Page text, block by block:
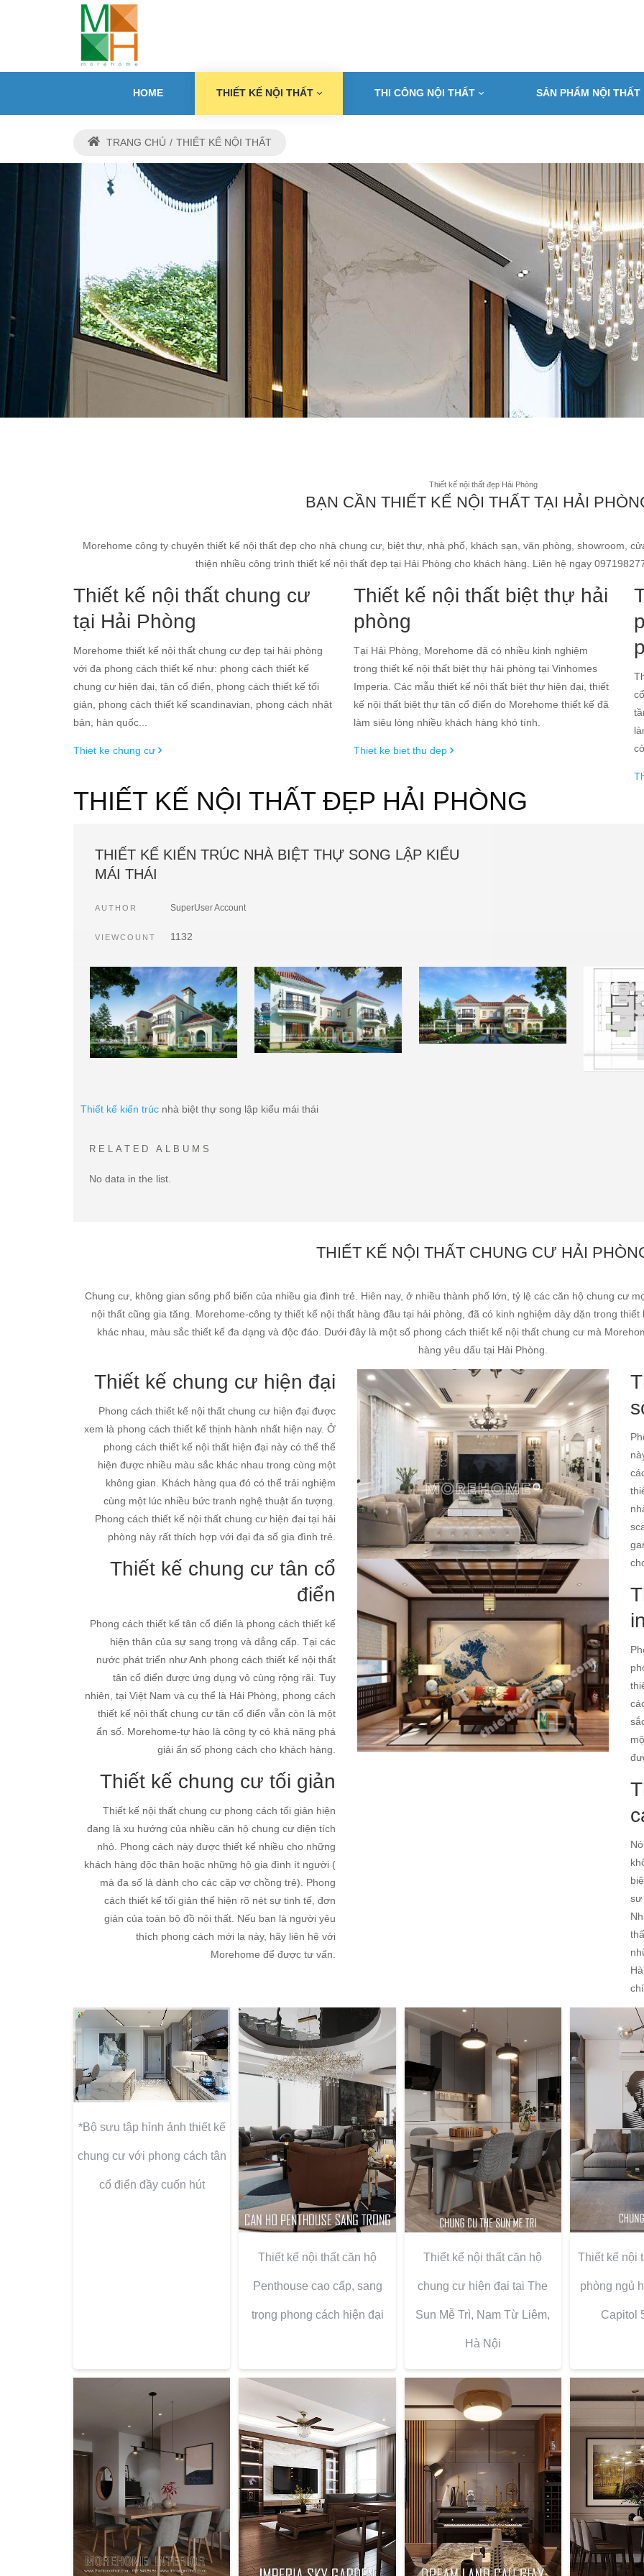
HOME THIẾT KẾ NỘI THẤT THI CÔNG NỘI THẤT SẢN PHẨM NỘI THẤT
TRANG CHỦ THIẾT KẾ NỘI THẤT
THIẾT KẾ NỘI THẤT ĐẸP HẢI
Địa chỉ thiết kế và thi công tin cậy cho mọi nhà
Morehome hải phòng - Kiến tạo không gian sống sang trọng và đẳng
Thiết kế nội thất đẹp Hải Phòng
BẠN CẦN THIẾT KẾ NỘI THẤT TẠI HẢI
Morehome công ty chuyên thiết kế nội thất đẹp cho nhà chung cư, biệt thự, nhà phố, khách sạn, văn phòng, showroom,
thiện nhiều công trình thiết kế nội thất đẹp tại Hải Phòng cho khách hàng. Liên hệ ngay
Thiết kế nội thất chung cư
tại Hải Phòng
Morehome thiết kế nội thất chung cư đẹp tại hải phòng
với đa phong cách thiết kế như: phong cách thiết kế
chung cư hiện đại, tân cổ điển, phong cách thiết kế tối
giản, phong cách thiết kế scandinavian, phong cách nhật
bản, hàn quốc...
Thiet ke chung cư
Thiết kế nội thất biệt thự hải
phòng
Tại Hải Phòng, Morehome đã có nhiều kinh nghiệm
trong thiết kế nội thất biệt thự hải phòng tại Vinhomes
Imperia. Các mẫu thiết kế nội thất biệt thự hiện đại, thiết
kế nội thất biệt thự tân cổ điển do Morehome thiết kế đã
làm siêu lòng nhiều khách hàng khó tính.
Thiet ke biet thu dep
THIẾT KẾ NỘI THẤT ĐẸP HẢI PHÒNG
THIẾT KẾ KIẾN TRÚC NHÀ BIỆT THỰ SONG LẬP KIỂU
MÁI THÁI
AUTHOR SuperUser Account
VIEWCOUNT 1132
Thiết kế kiến trúc nhà biệt thự song lập kiểu mái thái
RELATED ALBUMS
No data in the list.
THIẾT KẾ NỘI THẤT CHUNG CƯ HẢI
Chung cư, không gian sống phổ biến của nhiều gia đình trẻ. Hiên nay, ở nhiều thành phố lớn, tỷ lệ các căn hộ chung cư
nội thất cũng gia tăng. Morehome-công ty thiết kế nội thất hàng đầu tại hải phòng, đã có kinh nghiệm dày dặn trong
khác nhau, màu sắc thiết kế đa dạng và độc đáo. Dưới đây là một số phong cách thiết kế nội thất chung cư mà
hàng yêu dấu tại Hải Phòng.
Thiết kế chung cư hiện đại
Phong cách thiết kế nội thất chung cư hiện đại được
xem là phong cách thiết kế thịnh hành nhất hiện nay. Ở
phong cách thiết kế nội thất hiện đại này có thể thể
hiện được nhiều màu sắc khác nhau trong cùng một
không gian. Khách hàng qua đó có thể trải nghiệm
cùng một lúc nhiều bức tranh nghệ thuật ấn tượng.
Phong cách thiết kế nội thất chung cư hiện đại tại hải
phòng này rất thích hợp với đại đa số gia đình trẻ.
Thiết kế chung cư tân cổ
điển
Phong cách thiết kế tân cổ điển là phong cách thiết kế
hiện thân của sự sang trọng và dẳng cấp. Tại các
nước phát triển như Anh phong cách thiết kế nội thất
tân cổ điển được ứng dụng vô cùng rộng rãi. Tuy
nhiên, tại Việt Nam và cụ thể là Hải Phòng, phong cách
thiết kế nội thất chung cư tân cổ điển vẫn còn là một
ẩn số. Morehome-tự hào là công ty có khả năng phá
giải ẩn số phong cách cho khách hàng.
Thiết kế chung cư tối giản
Thiết kế nội thất chung cư phong cách tối giản hiện
đang là xu hướng của nhiều căn hộ chung cư diện tích
nhỏ. Phong cách này được thiết kế nhiều cho những
khách hàng độc thân hoặc những hộ gia đình ít người (
mà đa số là dành cho các cặp vợ chồng trẻ). Phong
cách thiết kế tối giản thể hiện rõ nét sự tinh tế, đơn
giản của toàn bộ đồ nội thất. Nếu bạn là người yêu
thích phong cách mới lạ này, hãy liên hệ với
Morehome để được tư vấn.
sư
*Bộ sưu tập hình ảnh thiết kế
chung cư với phong cách tân
cổ điển đầy cuốn hút
Thiết kế nội thất căn hộ
Penthouse cao cấp, sang
trọng phong cách hiện đại
Thiết kế nội thất căn hộ
chung cư hiện đại tại The
Sun Mễ Trì, Nam Từ Liêm,
Hà Nội
Thiết kế nội
phòng ngủ
Capitol